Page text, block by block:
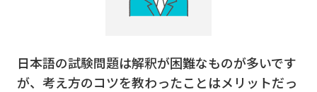
日本語の試験問題は解釈が困難なものが多いです
が、考え方のコツを教わったことはメリットだっ